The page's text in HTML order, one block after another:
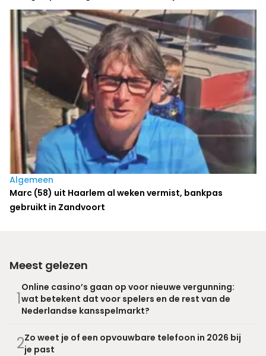
Algemeen
Marc (58) uit Haarlem al weken vermist, bankpas
gebruikt in Zandvoort
Meest gelezen
1
Online casino’s gaan op voor nieuwe vergunning:
wat betekent dat voor spelers en de rest van de
Nederlandse kansspelmarkt?
2Zo weet je of een opvouwbare telefoon in 2026 bij
je past